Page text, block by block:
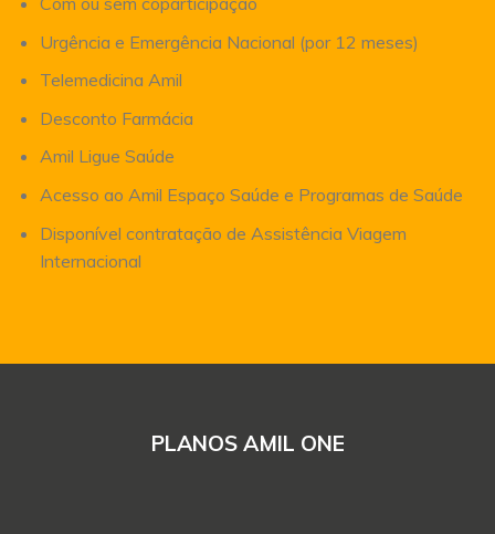
Urgência e Emergência Nacional (por 12 meses)
Telemedicina Amil
Desconto Farmácia
Amil Ligue Saúde
Acesso ao Amil Espaço Saúde e Programas de Saúde
Disponível contratação de Assistência Viagem
Internacional
PLANOS AMIL ONE